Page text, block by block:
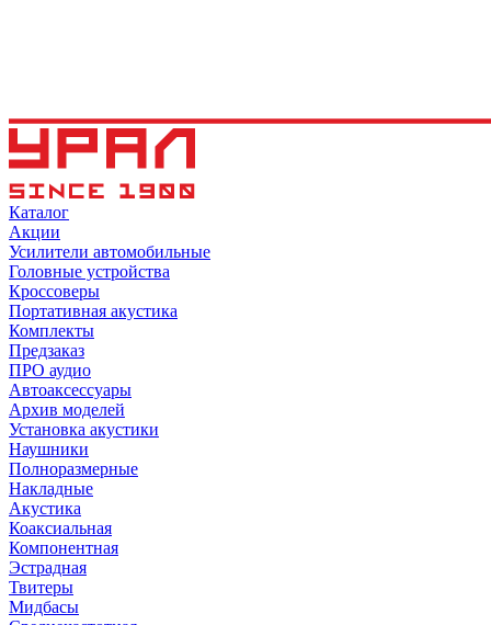
Каталог
Акции
Усилители автомобильные
Головные устройства
Кроссоверы
Портативная акустика
Комплекты
Предзаказ
ПРО аудио
Автоаксессуары
Архив моделей
Установка акустики
Наушники
Полноразмерные
Накладные
Акустика
Коаксиальная
Компонентная
Эстрадная
Твитеры
Мидбасы